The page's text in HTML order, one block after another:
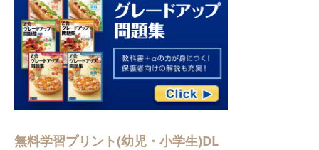
無料学習プリント(幼児・小学生)DL